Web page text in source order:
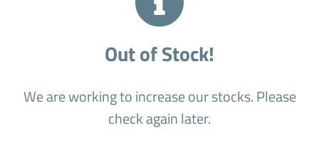
Out of Stock!
We are working to increase our stocks. Please
check again later.